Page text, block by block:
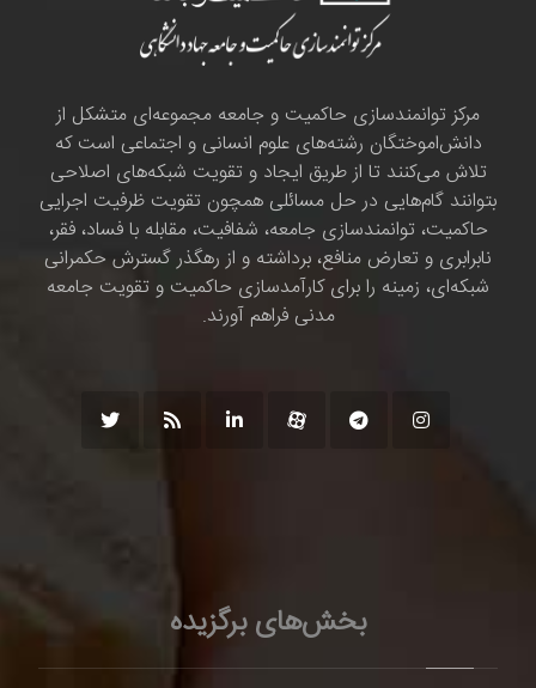
مرکز توانمندسازی حاکمیت و جامعه مجموعه‌ای متشکل از
دانش‌اموختگان رشته‌های علوم انسانی و اجتماعی است که
تلاش می‌کنند تا از طریق ایجاد و تقویت شبکه‌های اصلاحی
بتوانند گام‌هایی در حل مسائلی همچون تقویت ظرفیت اجرایی
حاکمیت، توانمندسازی جامعه، شفافیت، مقابله با فساد، فقر،
نابرابری و تعارض منافع، برداشته و از رهگذر گسترش حکمرانی
شبکه‌ای، زمینه را برای کارآمدسازی حاکمیت و تقویت جامعه
مدنی فراهم آورند.
بخش‌های برگزیده